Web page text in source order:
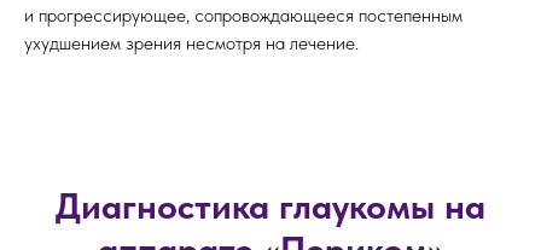
и прогрессирующее, сопровождающееся постепенным
ухудшением зрения несмотря на лечение.
Диагностика глаукомы на